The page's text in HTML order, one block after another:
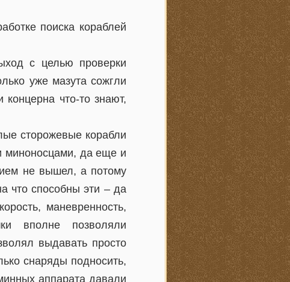
поиска кораблей
с целью проверки
уже мазута сожгли
что-то знают,
сторожевые корабли
миноносцами, да еще и
не вышел, а потому
что способны эти – да
маневренность,
вполне позволяли
выдавать просто
снаряды подносить,
аппарата давали